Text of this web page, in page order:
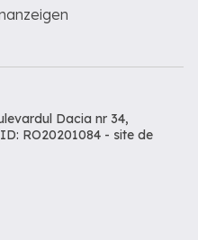
Dacia nr 34,
RO20201084 - site de